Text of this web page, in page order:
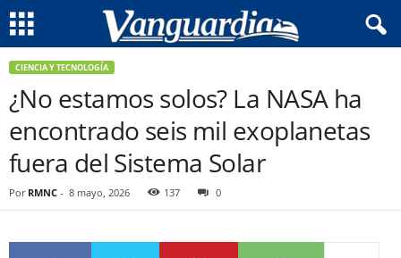
CIENCIA Y TECNOLOGÍA
¿No estamos solos? La NASA ha
encontrado seis mil exoplanetas
fuera del Sistema Solar
Por RMNC - 8 mayo, 2026 137 0